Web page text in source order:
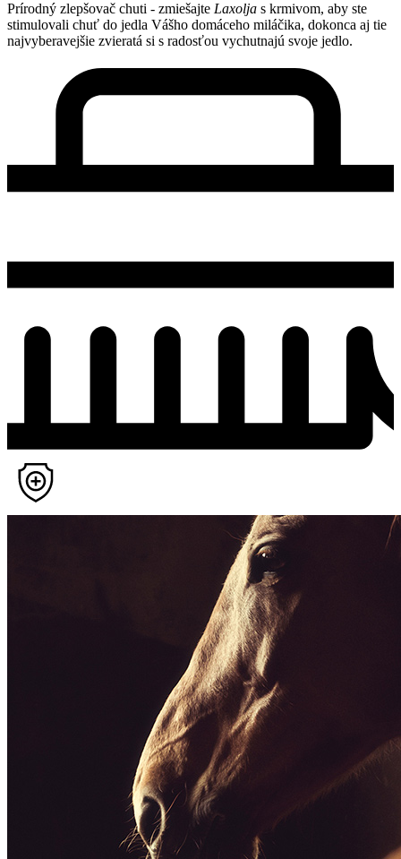
Prírodný zlepšovač chuti - zmiešajte Laxolja s krmivom, aby ste
stimulovali chuť do jedla Vášho domáceho miláčika, dokonca aj tie
najvyberavejšie zvieratá si s radosťou vychutnajú svoje jedlo.